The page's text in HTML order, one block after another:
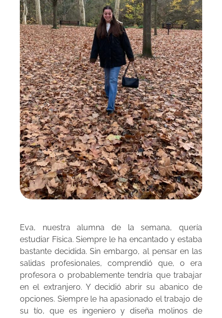
Eva, nuestra alumna de la semana, quería
estudiar Física. Siempre le ha encantado y estaba
bastante decidida. Sin embargo, al pensar en las
salidas profesionales, comprendió que, o era
profesora o probablemente tendría que trabajar
en el extranjero. Y decidió abrir su abanico de
opciones. Siempre le ha apasionado el trabajo de
su tío, que es ingeniero y diseña molinos de